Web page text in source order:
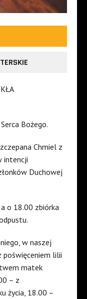
Bożego.
Chmiel z
intencji
Duchowej
o 18.00 zbiórka
w naszej
poświęceniem lilii
matek
– z
życia, 18.00 –